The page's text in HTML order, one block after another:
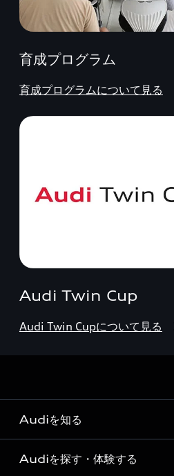
育成プログラム
育成プログラムについて見る
Audi Twin Cup
Audi Twin Cupについて見る
Audiを知る
Audi ブランド
Audiを探す・体験する